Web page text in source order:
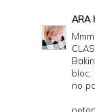
ARA
bloc.
no